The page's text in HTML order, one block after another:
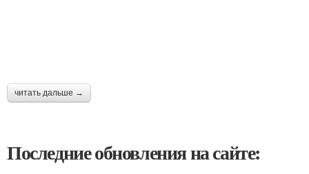
читать дальше →
Последние обновления на сайте: